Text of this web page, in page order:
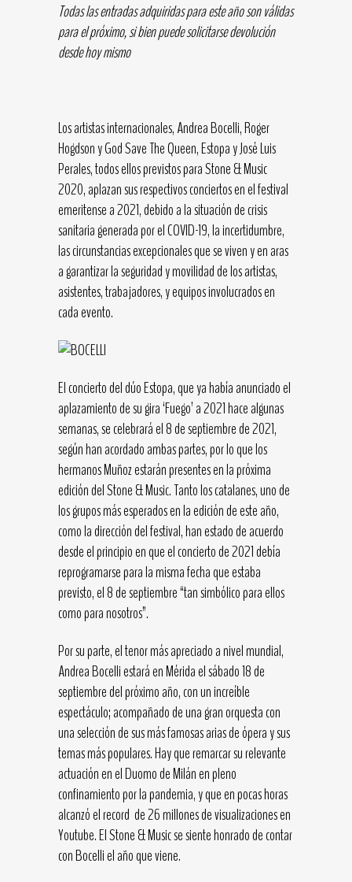
Todas las entradas adquiridas para este año son válidas
para el próximo, si bien puede solicitarse devolución
desde hoy mismo
Los artistas internacionales, Andrea Bocelli, Roger
Hogdson y God Save The Queen, Estopa y José Luis
Perales, todos ellos previstos para Stone & Music
2020, aplazan sus respectivos conciertos en el festival
emeritense a 2021, debido a la situación de crisis
sanitaria generada por el COVID-19, la incertidumbre,
las circunstancias excepcionales que se viven y en aras
a garantizar la seguridad y movilidad de los artistas,
asistentes, trabajadores, y equipos involucrados en
cada evento.
El concierto del dúo Estopa, que ya había anunciado el
aplazamiento de su gira ‘Fuego’ a 2021 hace algunas
semanas, se celebrará el 8 de septiembre de 2021,
según han acordado ambas partes, por lo que los
hermanos Muñoz estarán presentes en la próxima
edición del Stone & Music. Tanto los catalanes, uno de
los grupos más esperados en la edición de este año,
como la dirección del festival, han estado de acuerdo
desde el principio en que el concierto de 2021 debía
reprogramarse para la misma fecha que estaba
previsto, el 8 de septiembre “tan simbólico para ellos
como para nosotros”.
Por su parte, el tenor más apreciado a nivel mundial,
Andrea Bocelli estará en Mérida el sábado 18 de
septiembre del próximo año, con un increíble
espectáculo; acompañado de una gran orquesta con
una selección de sus más famosas arias de ópera y sus
temas más populares. Hay que remarcar su relevante
actuación en el Duomo de Milán en pleno
confinamiento por la pandemia, y que en pocas horas
alcanzó el record de 26 millones de visualizaciones en
Youtube. El Stone & Music se siente honrado de contar
con Bocelli el año que viene.